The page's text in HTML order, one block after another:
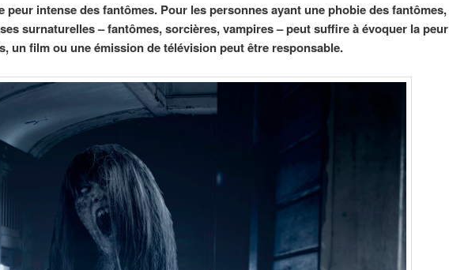
peur intense des fantômes. Pour les personnes ayant une phobie des fantômes,
surnaturelles – fantômes, sorcières, vampires – peut suffire à évoquer la peur
un film ou une émission de télévision peut être responsable.